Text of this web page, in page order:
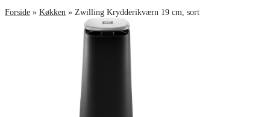
Forside » Køkken » Zwilling Krydderikværn 19 cm, sort